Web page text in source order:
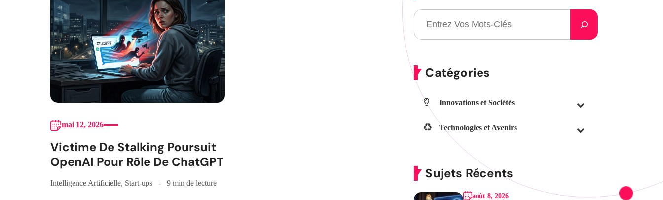
mai 12, 2026
Victime De Stalking Poursuit
OpenAI Pour Rôle De ChatGPT
Intelligence Artificielle, Start-ups 9 min de lecture
Catégories
Innovations et Sociétés
Technologies et Avenirs
Sujets Récents
août 8, 2026